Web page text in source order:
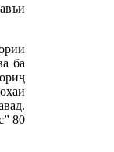
ба
80